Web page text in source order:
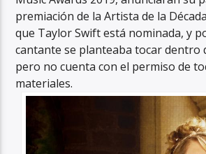
premiación de la Artista de la
que Taylor Swift está nominada, y
cantante se planteaba tocar dentro
pero no cuenta con el permiso de
materiales.